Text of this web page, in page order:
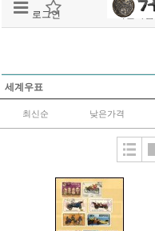
로그인 회원가입
세계우표
최신순 낮은가격